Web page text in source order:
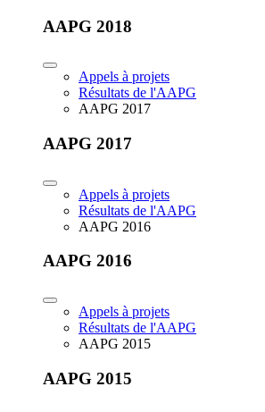
AAPG 2018
Appels à projets
Résultats de l'AAPG
AAPG 2017
AAPG 2017
Appels à projets
Résultats de l'AAPG
AAPG 2016
AAPG 2016
Appels à projets
Résultats de l'AAPG
AAPG 2015
AAPG 2015